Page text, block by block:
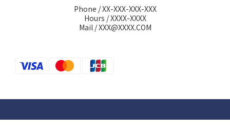
Phone / XX-XXX-XXX-XXX
Hours / XXXX-XXXX
Mail / XXX@XXXX.COM